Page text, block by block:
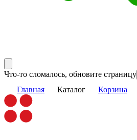
Что-то сломалось, обновите страницу
Главная Каталог Корзина